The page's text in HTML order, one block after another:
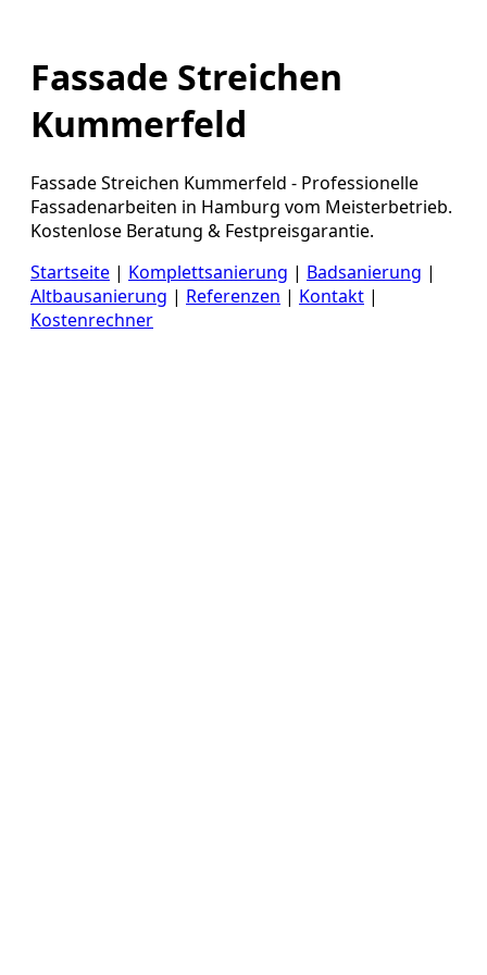
Fassade Streichen
Kummerfeld
Fassade Streichen Kummerfeld - Professionelle
Fassadenarbeiten in Hamburg vom Meisterbetrieb.
Kostenlose Beratung & Festpreisgarantie.
Startseite | Komplettsanierung | Badsanierung |
Altbausanierung | Referenzen | Kontakt |
Kostenrechner